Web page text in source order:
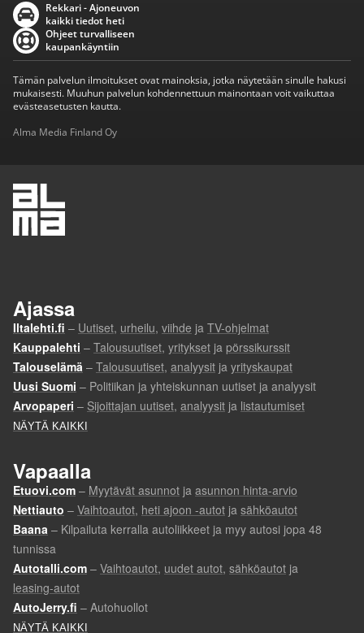
Rekkari - Ajoneuvon
kaikki tiedot heti
Ohjeet turvalliseen
kaupankäyntiin
Tämän palvelun ilmoitukset ovat mainoksia, jotka näytetään sinulle hakusi
mukaisesti. Muuhun palvelun kohdennettuun mainontaan voit vaikuttaa
evästeasetusten kautta.
Alma Media Finland Oy